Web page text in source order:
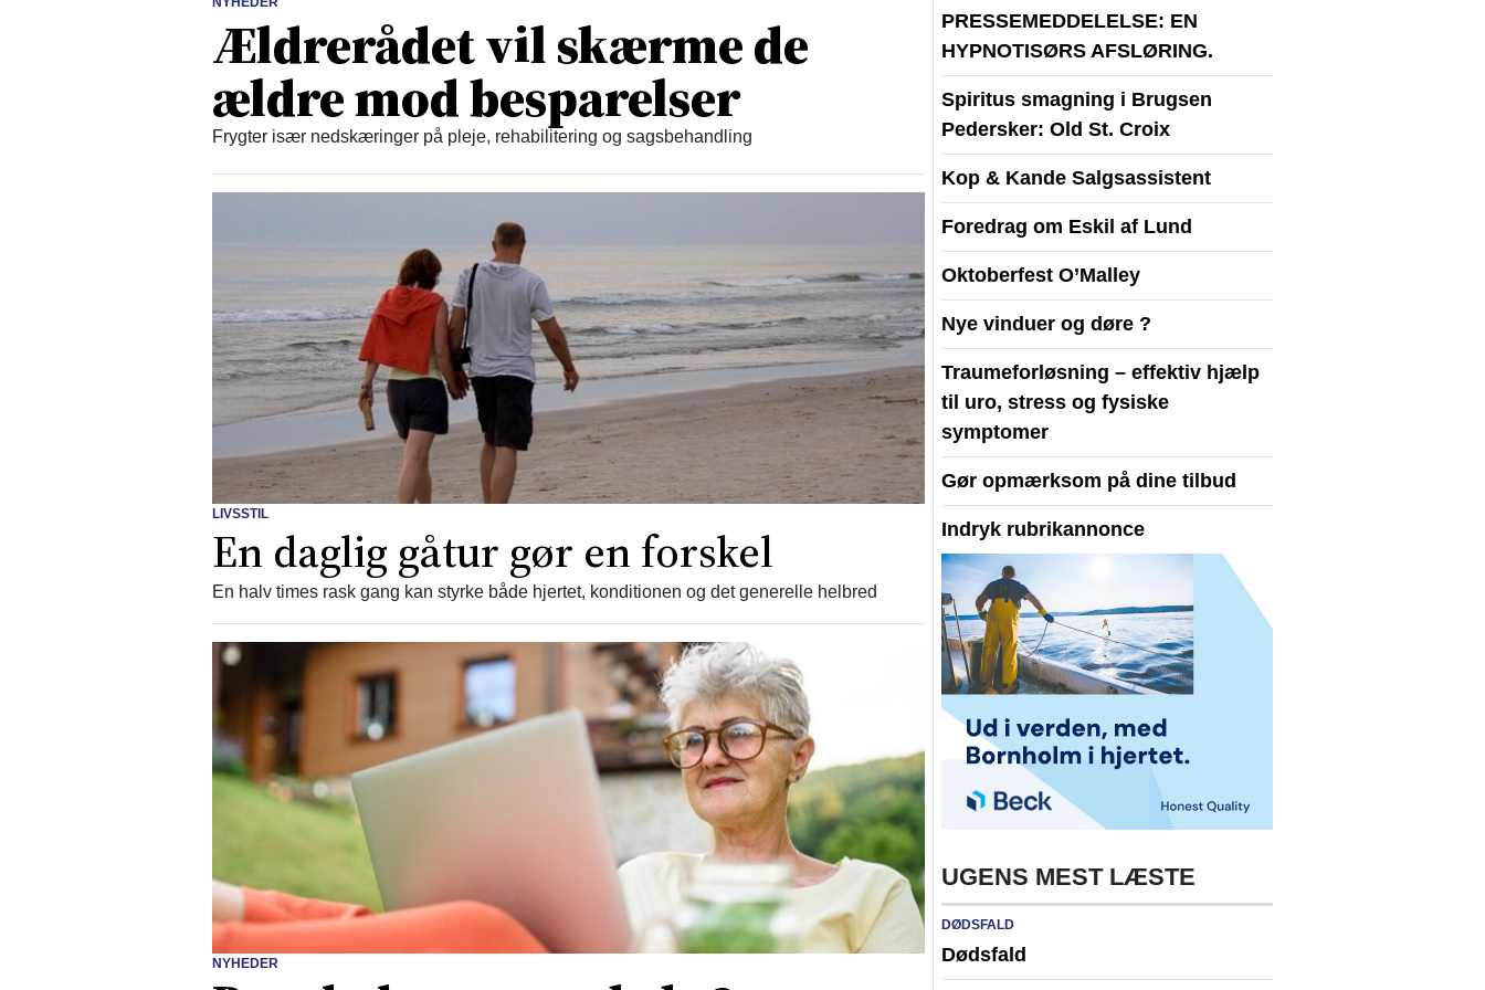
Ældrerådet vil skærme de
ældre mod besparelser
Frygter især nedskæringer på pleje, rehabilitering og sagsbehandling
LIVSSTIL
En daglig gåtur gør en forskel
En halv times rask gang kan styrke både hjertet, konditionen og det generelle helbred
NYHEDER
PRESSEMEDDELELSE: EN
HYPNOTISØRS AFSLØRING.
Spiritus smagning i Brugsen
Pedersker: Old St. Croix
Kop & Kande Salgsassistent
Foredrag om Eskil af Lund
Oktoberfest O’Malley
Nye vinduer og døre ?
Traumeforløsning – effektiv hjælp
til uro, stress og fysiske
symptomer
Gør opmærksom på dine tilbud
Indryk rubrikannonce
UGENS MEST LÆSTE
DØDSFALD
Dødsfald